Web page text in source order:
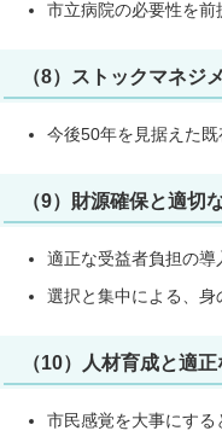
市立病院の必要性を
（8）ストックマネジ
今後50年を見据えた
（9）財源確保と適切
適正な受益者負担の導
選択と集中による、
（10）人材育成と適
市民感覚を大事にす